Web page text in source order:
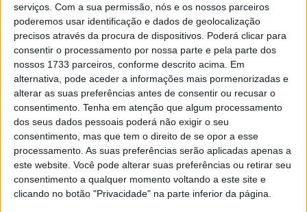
serviços. Com a sua permissão, nós e os nossos parceiros
poderemos usar identificação e dados de geolocalização
precisos através da procura de dispositivos. Poderá clicar para
consentir o processamento por nossa parte e pela parte dos
nossos 1733 parceiros, conforme descrito acima. Em
alternativa, pode aceder a informações mais pormenorizadas e
alterar as suas preferências antes de consentir ou recusar o
consentimento. Tenha em atenção que algum processamento
dos seus dados pessoais poderá não exigir o seu
consentimento, mas que tem o direito de se opor a esse
processamento. As suas preferências serão aplicadas apenas a
este website. Você pode alterar suas preferências ou retirar seu
consentimento a qualquer momento voltando a este site e
clicando no botão "Privacidade" na parte inferior da página.
MotoGP: Reviravolta? Miguel Oliveira pode
ter vaga em 2026
28 AGOSTO, 2025
MotoGP: Paolo Campinoti (Pramac) faz
revelações ‘desconfortáveis’ sobre Marc
Márquez
16 OUTUBRO, 2025
MotoGP: Toprak Razgatlioglu ‘muito
superior’ a Miguel Oliveira
29 DEZEMBRO, 2025